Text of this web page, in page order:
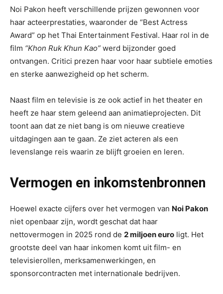
Noi Pakon heeft verschillende prijzen gewonnen voor
haar acteerprestaties, waaronder de “Best Actress
Award” op het Thai Entertainment Festival. Haar rol in de
film “Khon Ruk Khun Kao” werd bijzonder goed
ontvangen. Critici prezen haar voor haar subtiele emoties
en sterke aanwezigheid op het scherm.
Naast film en televisie is ze ook actief in het theater en
heeft ze haar stem geleend aan animatieprojecten. Dit
toont aan dat ze niet bang is om nieuwe creatieve
uitdagingen aan te gaan. Ze ziet acteren als een
levenslange reis waarin ze blijft groeien en leren.
Vermogen en inkomstenbronnen
Hoewel exacte cijfers over het vermogen van Noi Pakon
niet openbaar zijn, wordt geschat dat haar
nettovermogen in 2025 rond de 2 miljoen euro ligt. Het
grootste deel van haar inkomen komt uit film- en
televisierollen, merksamenwerkingen, en
sponsorcontracten met internationale bedrijven.